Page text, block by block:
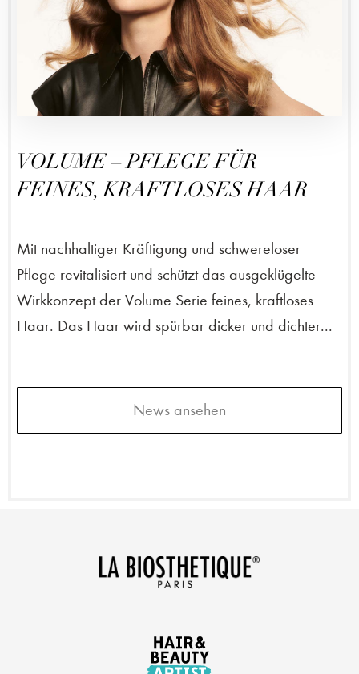
VOLUME – PFLEGE FÜR
FEINES, KRAFTLOSES HAAR
Mit nachhaltiger Kräftigung und schwereloser
Pflege revitalisiert und schützt das ausgeklügelte
Wirkkonzept der Volume Serie feines, kraftloses
Haar. Das Haar wird spürbar dicker und dichter...
News ansehen